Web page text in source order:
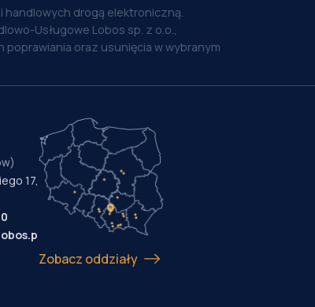
drogą elektroniczną.
Usługowe Lobos sp. z o.o.,
poprawiania oraz usunięcia w wybranym
17,
Zobacz oddziały